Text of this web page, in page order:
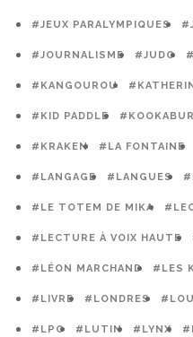
#JEUX PARALYMPIQUES
#JOURNALISME #JUDO
#KANGOUROU
#KID PADDLE
#KRAKEN #LA FONTAINE
#LANGAGE #LANGUES
#LE TOTEM DE MIKA
#LECTURE À VOIX HAUTE
#LÉON MARCHAND #LES
#LIVRE #LONDRES
#LPO #LUTIN #LYNX